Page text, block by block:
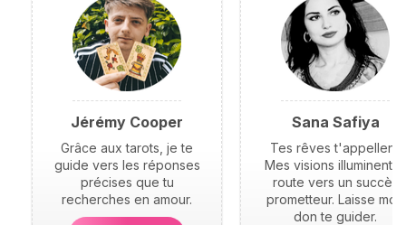
Jérémy Cooper
Grâce aux tarots, je te
guide vers les réponses
précises que tu
recherches en amour.
Sana Safiya
Tes rêves t'appellent.
Mes visions illuminent ta
route vers un succès
prometteur. Laisse mon
don te guider.